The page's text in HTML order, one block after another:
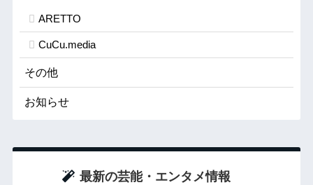
ARETTO
CuCu.media
その他
お知らせ
最新の芸能・エンタメ情報